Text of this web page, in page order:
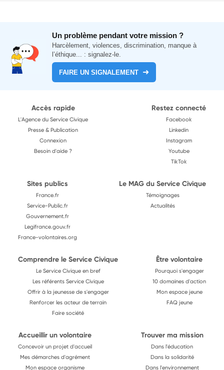
Un problème pendant votre mission ?
Harcèlement, violences, discrimination, manque à
l’éthique... : signalez-le.
FAIRE UN SIGNALEMENT
Accès rapide
L'Agence du Service Civique
Presse & Publication
Connexion
Besoin d'aide ?
Restez connecté
Facebook
Linkedin
Instagram
Youtube
TikTok
Sites publics
France.fr
Service-Public.fr
Gouvernement.fr
Legifrance.gouv.fr
France-volontaires.org
Le MAG du Service Civique
Témoignages
Actualités
Comprendre le Service Civique
Le Service Civique en bref
Les référents Service Civique
Offrir à la jeunesse de s'engager
Renforcer les acteur de terrain
Faire société
Être volontaire
Pourquoi s'engager
10 domaines d'action
Mon espace jeune
FAQ jeune
Accueillir un volontaire
Concevoir un projet d'accueil
Mes démarches d'agrément
Mon espace organisme
Trouver ma mission
Dans l'éducation
Dans la solidarité
Dans l'environnement